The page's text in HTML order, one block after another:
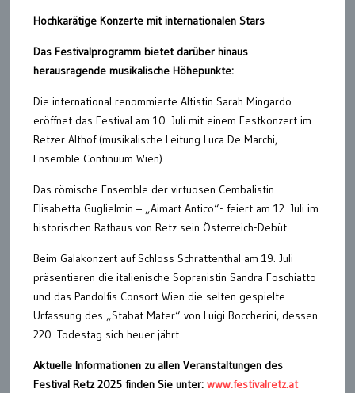
Hochkarätige Konzerte mit internationalen Stars
Das Festivalprogramm bietet darüber hinaus
herausragende musikalische Höhepunkte:
Die international renommierte Altistin Sarah Mingardo
eröffnet das Festival am 10. Juli mit einem Festkonzert im
Retzer Althof (musikalische Leitung Luca De Marchi,
Ensemble Continuum Wien).
Das römische Ensemble der virtuosen Cembalistin
Elisabetta Guglielmin – „Aimart Antico“- feiert am 12. Juli im
historischen Rathaus von Retz sein Österreich-Debüt.
Beim Galakonzert auf Schloss Schrattenthal am 19. Juli
präsentieren die italienische Sopranistin Sandra Foschiatto
und das Pandolfis Consort Wien die selten gespielte
Urfassung des „Stabat Mater“ von Luigi Boccherini, dessen
220. Todestag sich heuer jährt.
Aktuelle Informationen zu allen Veranstaltungen des
Festival Retz 2025 finden Sie unter: www.festivalretz.at